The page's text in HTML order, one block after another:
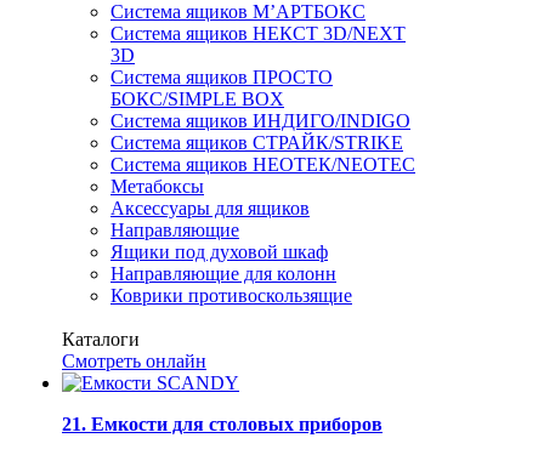
Система ящиков М’АРТБОКС
Система ящиков НЕКСТ 3D/NEXT
3D
Система ящиков ПРОСТО
БОКС/SIMPLE BOX
Система ящиков ИНДИГО/INDIGO
Система ящиков СТРАЙК/STRIKE
Система ящиков НЕОТЕК/NEOTEC
Метабоксы
Аксессуары для ящиков
Направляющие
Ящики под духовой шкаф
Направляющие для колонн
Коврики противоскользящие
Каталоги
Смотреть онлайн
21. Емкости для столовых приборов